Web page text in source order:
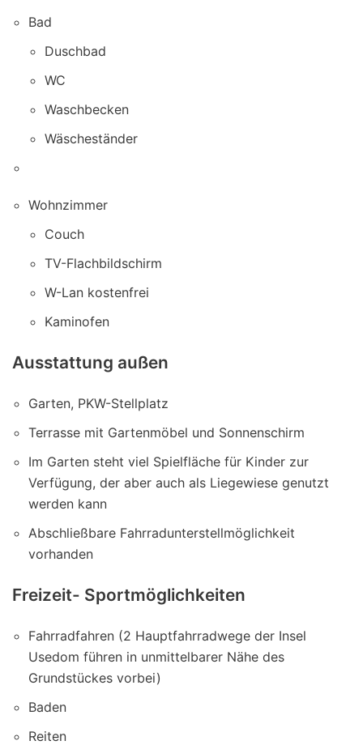
Bad
Duschbad
WC
Waschbecken
Wäscheständer
Wohnzimmer
Couch
TV-Flachbildschirm
W-Lan kostenfrei
Kaminofen
Ausstattung außen
Garten, PKW-Stellplatz
Terrasse mit Gartenmöbel und Sonnenschirm
Im Garten steht viel Spielfläche für Kinder zur
Verfügung, der aber auch als Liegewiese genutzt
werden kann
Abschließbare Fahrradunterstellmöglichkeit
vorhanden
Freizeit- Sportmöglichkeiten
Fahrradfahren (2 Hauptfahrradwege der Insel
Usedom führen in unmittelbarer Nähe des
Grundstückes vorbei)
Baden
Reiten